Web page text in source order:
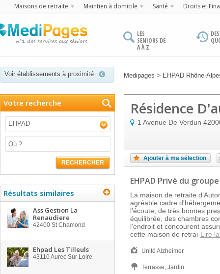
Maisons de retraite Maintien à domicile Santé Droits et
LES
SENIORS DE
A À Z
Voir établissements à proximité Medipages > EHPAD Rhône-
Votre recherche
EHPAD
RECHERCHER
Résultats similaires
Ass Gestion La
Renaudiere
42400 St Chamond
Ehpad Les Tilleuls
43110Aurec Sur Loire
Résidence
1 Avenue De Verdun
Ajouter à ma sélection
EHPAD Privé du groupe
La maison de retraite
agréable cadre
l'écoute, de très bonnes
équilibrée, des chambres
l'endroit et concourent
cette maison de retrai Lire
Unité Alzheimer
Terrasse, Jardin